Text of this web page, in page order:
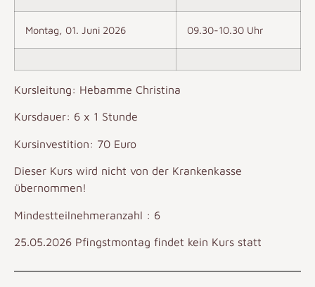
Montag, 01. Juni 2026 09.30-10.30 Uhr
Kursleitung: Hebamme Christina
Kursdauer: 6 x 1 Stunde
Kursinvestition: 70 Euro
Dieser Kurs wird nicht von der Krankenkasse
übernommen!
Mindestteilnehmeranzahl : 6
25.05.2026 Pfingstmontag findet kein Kurs statt